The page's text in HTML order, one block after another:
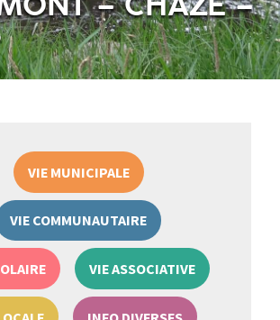
– CHAZE –
VIE MUNICIPALE
VIE COMMUNAUTAIRE
VIE ASSOCIATIVE